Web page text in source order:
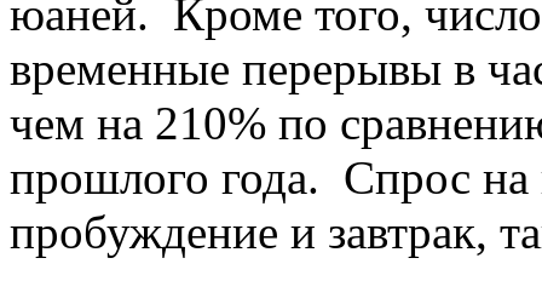
юаней. Кроме того,
временные перерывы в
чем на 210% по
прошлого года. Спрос на
пробуждение и завтрак,